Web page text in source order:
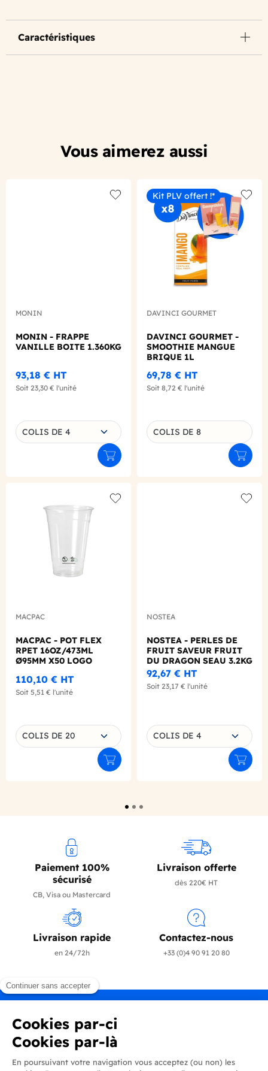
Caractéristiques
Vous aimerez aussi
Add to wishlist
MONIN
MONIN - FRAPPE
VANILLE BOITE 1.360KG
93,18 € HT
Soit 23,30 € l'unité
Choisissez une déclinaison
COLIS DE 4
Ajouter au panier
Kit PLV offert !*
Add
DAVINCI GOURMET
DAVINCI GOURMET -
SMOOTHIE MANGUE
BRIQUE 1L
69,78 € HT
Soit 8,72 € l'unité
Déclinaison du produit
COLIS DE 8
MACPAC
MACPAC - POT FLEX
RPET 16OZ/473ML
Ø95MM X50 LOGO
FRANCAIS
110,10 € HT
Soit 5,51 € l'unité
Choisissez une déclinaison
COLIS DE 20
Ajouter au panier
NOSTEA
NOSTEA - PERLES DE
FRUIT SAVEUR FRUIT
DU DRAGON SEAU 3.2KG
92,67 € HT
Soit 23,17 € l'unité
Choisissez une déclinaison
COLIS DE 4
Paiement 100%
sécurisé
CB, Visa ou Mastercard
Livraison offerte
dès 220€ HT
Livraison rapide
en 24/72h
Contactez-nous
+33 (0)4 90 91 20 80